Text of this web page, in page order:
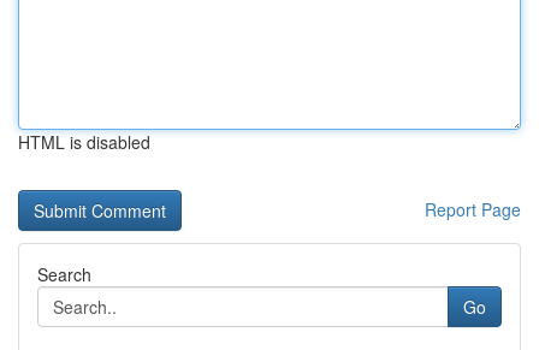
HTML is disabled
Report Page
Search
Go